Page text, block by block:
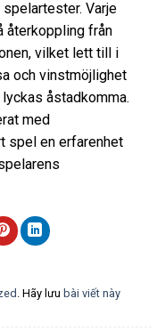
Varje
återkoppling från
vilket lett till i
och vinstmöjlighet
åstadkomma.
med
spel en erfarenhet
. Hãy lưu bài viết này